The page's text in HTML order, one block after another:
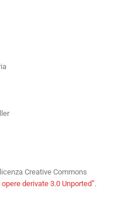
Creative Commons
derivate 3.0 Unported”.